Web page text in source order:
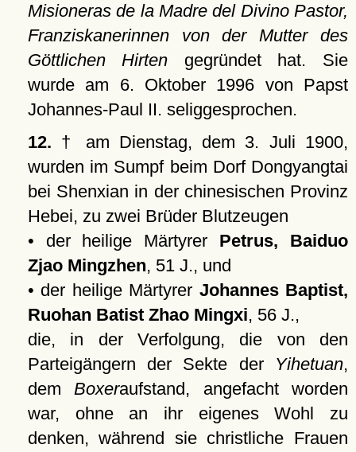
Misioneras de la Madre del Divino Pastor,
Franziskanerinnen von der Mutter des
Göttlichen Hirten gegründet hat. Sie
wurde am 6. Oktober 1996 von Papst
Johannes-Paul II. seliggesprochen.
12. † am Dienstag, dem 3. Juli 1900,
wurden im Sumpf beim Dorf Dongyangtai
bei Shenxian in der chinesischen Provinz
Hebei, zu zwei Brüder Blutzeugen
• der heilige Märtyrer Petrus, Baiduo
Zjao Mingzhen, 51 J., und
• der heilige Märtyrer Johannes Baptist,
Ruohan Batist Zhao Mingxi, 56 J.,
die, in der Verfolgung, die von den
Parteigängern der Sekte der Yihetuan,
demBoxeraufstand, angefacht worden
war, ohne an ihr eigenes Wohl zu
denken, während sie christliche Frauen